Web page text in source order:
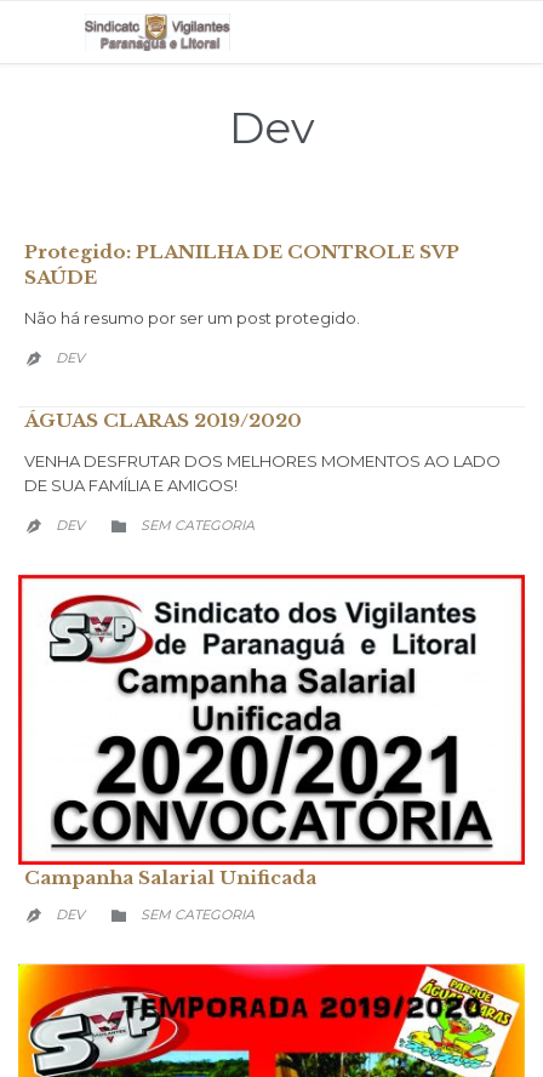
Dev
Protegido: PLANILHA DE CONTROLE SVP
SAÚDE
Não há resumo por ser um post protegido.
 DEV
ÁGUAS CLARAS 2019/2020
VENHA DESFRUTAR DOS MELHORES MOMENTOS AO LADO
DE SUA FAMÍLIA E AMIGOS!
 DEV  CATEGORY
SEM CATEGORIA
Campanha Salarial Unificada
 DEV  CATEGORY
SEM CATEGORIA